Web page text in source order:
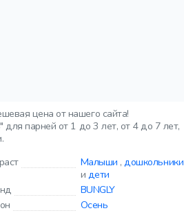
цена от нашего сайта!
парней от 1 до 3 лет, от 4 до 7 лет,
Малыши ,дошкольники
и дети
BUNGLY
Осень